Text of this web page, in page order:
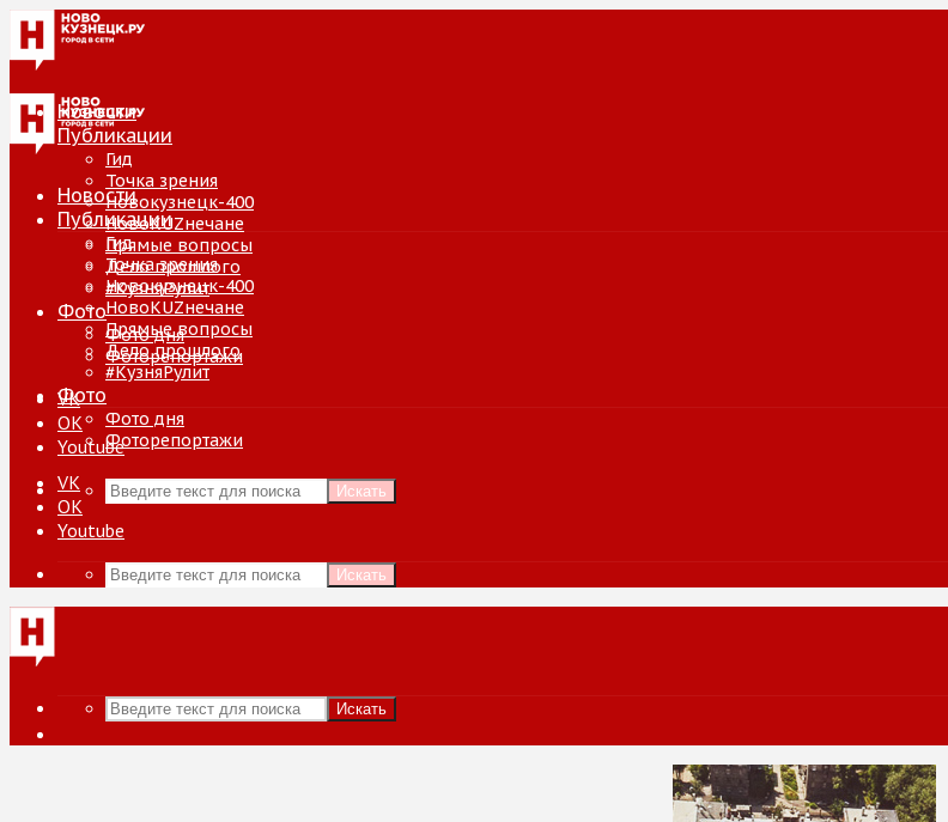
Новости
Публикации
Гид
Точка зрения
Новокузнецк-400
НовоKUZнечане
Прямые вопросы
Дело прошлого
#КузняРулит
Фото
Фото дня
Фоторепортажи
VK
ОК
Youtube
Искать
Новости
Публикации
Гид
Точка зрения
Новокузнецк-400
НовоKUZнечане
Прямые вопросы
Дело прошлого
#КузняРулит
Фото
Фото дня
Фоторепортажи
VK
ОК
Youtube
Искать
Искать